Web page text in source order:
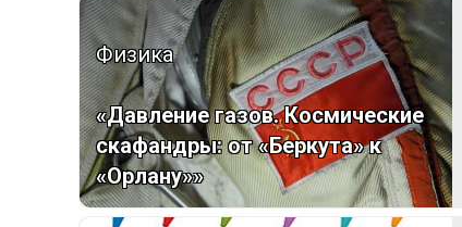
Физика
«Давление газов. Космические
скафандры: от «Беркута» к
«Орлану»»